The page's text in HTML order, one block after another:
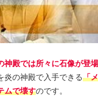
神殿では所々に石像が登場
炎の神殿で入手できる「
ムで壊すのです。